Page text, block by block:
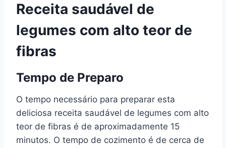
Receita saudável de
legumes com alto teor de
fibras
Tempo de Preparo
O tempo necessário para preparar esta
deliciosa receita saudável de legumes com alto
teor de fibras é de aproximadamente 15
minutos. O tempo de cozimento é de cerca de